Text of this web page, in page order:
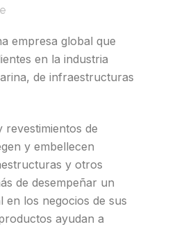
empresa global que
en la industria
de infraestructuras
revestimientos de
y embellecen
y otros
de desempeñar un
en los negocios de sus
ayudan a